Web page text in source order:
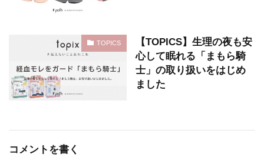
TOPICS
【TOPICS】生理の夜も安
心して眠れる「まもら騎
士」の取り扱いをはじめ
ました
コメントを書く